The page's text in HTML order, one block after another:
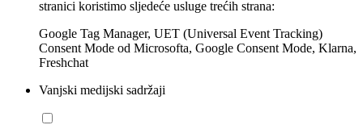
stranici koristimo sljedeće usluge trećih strana:
Google Tag Manager, UET (Universal Event Tracking)
Consent Mode od Microsofta, Google Consent Mode, Klarna,
Freshchat
Vanjski medijski sadržaji